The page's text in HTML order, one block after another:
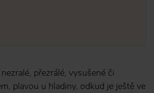
přezrálé, vysušené či
plavou u hladiny, odkud je ještě ve